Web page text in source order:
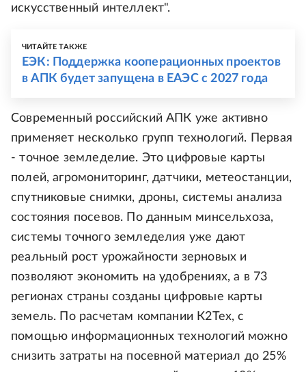
искусственный интеллект".
ЧИТАЙТЕ ТАКЖЕ
ЕЭК: Поддержка кооперационных проектов
в АПК будет запущена в ЕАЭС с 2027 года
Современный российский АПК уже активно
применяет несколько групп технологий. Первая
- точное земледелие. Это цифровые карты
полей, агромониторинг, датчики, метеостанции,
спутниковые снимки, дроны, системы анализа
состояния посевов. По данным минсельхоза,
системы точного земледелия уже дают
реальный рост урожайности зерновых и
позволяют экономить на удобрениях, а в 73
регионах страны созданы цифровые карты
земель. По расчетам компании К2Тех, с
помощью информационных технологий можно
снизить затраты на посевной материал до 25%